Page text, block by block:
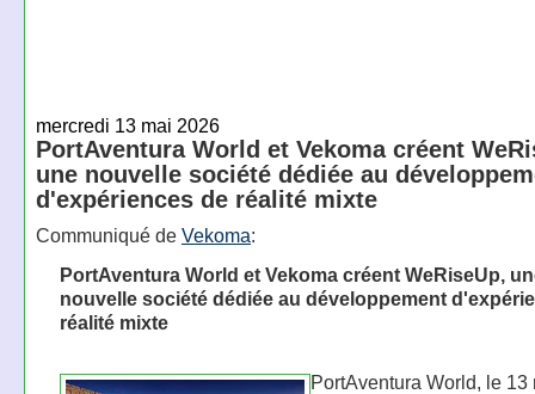
mercredi 13 mai 2026
PortAventura World et Vekoma créent
une nouvelle société dédiée au
d'expériences de réalité mixte
Communiqué de Vekoma:
PortAventura World et Vekoma créent WeRiseUp,
nouvelle société dédiée au développement
réalité mixte
PortAventura World, le 13